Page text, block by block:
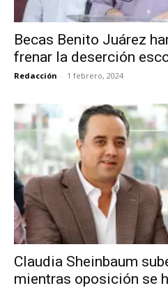
Becas Benito Juárez
frenar la deserción
Redacción - 1 febrero, 2024
Claudia Sheinbaum
mientras oposición se